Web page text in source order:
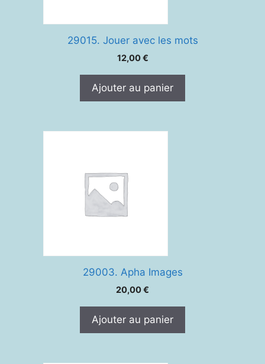
29015. Jouer avec les mots
12,00€
Ajouter au panier
29003. Apha Images
20,00€
Ajouter au panier